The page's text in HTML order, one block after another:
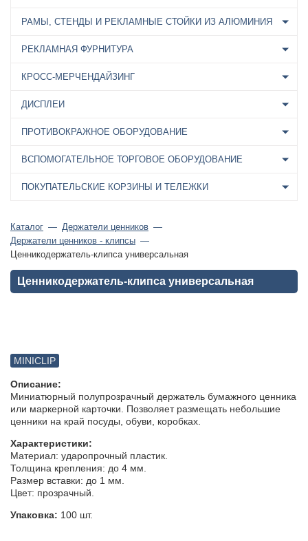
РАМЫ, СТЕНДЫ И РЕКЛАМНЫЕ СТОЙКИ ИЗ АЛЮМИНИЯ
РЕКЛАМНАЯ ФУРНИТУРА
КРОСС-МЕРЧЕНДАЙЗИНГ
ДИСПЛЕИ
ПРОТИВОКРАЖНОЕ ОБОРУДОВАНИЕ
ВСПОМОГАТЕЛЬНОЕ ТОРГОВОЕ ОБОРУДОВАНИЕ
ПОКУПАТЕЛЬСКИЕ КОРЗИНЫ И ТЕЛЕЖКИ
Каталог
Держатели ценников
Держатели ценников - клипсы
Ценникодержатель-клипса универсальная
Ценникодержатель-клипса универсальная
MINICLIP
Описание:
Миниатюрный полупрозрачный держатель бумажного ценника
или маркерной карточки. Позволяет размещать небольшие
ценники на край посуды, обуви, коробках.
Характеристики:
Материал: ударопрочный пластик.
Толщина крепления: до 4 мм.
Размер вставки: до 1 мм.
Цвет: прозрачный.
Упаковка: 100 шт.